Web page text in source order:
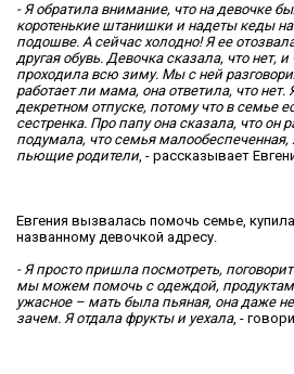
- Я обратила внимание, что на девочке
коротенькие штанишки и надеты кеды
подошве. А сейчас холодно! Я ее
другая обувь. Девочка сказала, что нет, и
проходила всю зиму. Мы с ней
работает ли мама, она ответила, что
декретном отпуске, потому что в семье
сестренка. Про папу она сказала, что он
подумала, что семья малообеспеченная,
пьющие родители, - рассказывает
Евгения вызвалась помочь семье,
названному девочкой адресу.
- Я просто пришла посмотреть,
мы можем помочь с одеждой,
ужасное – мать была пьяная, она даже
зачем. Я отдала фрукты и уехала, -